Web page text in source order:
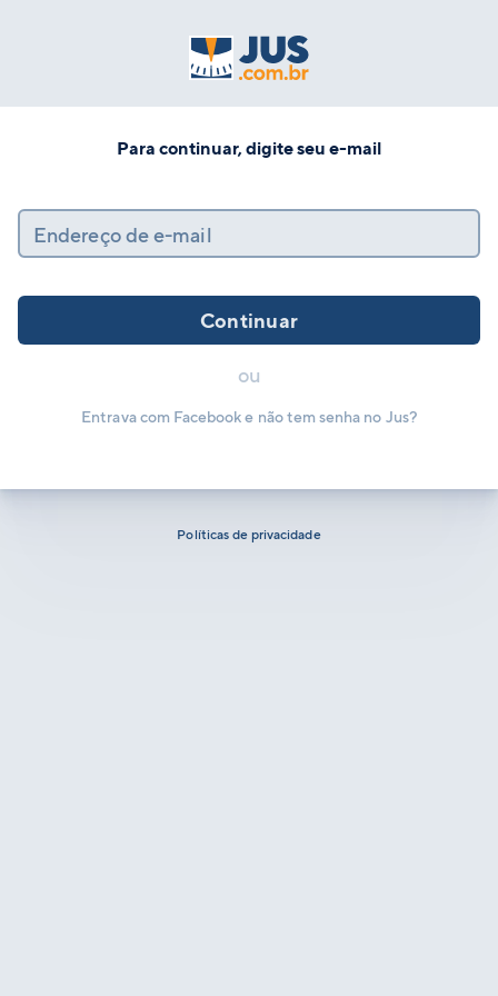
Para continuar, digite seu e-mail
Endereço de e-mail
Continuar
ou
Entrava com Facebook e não tem senha no Jus?
Políticas de privacidade